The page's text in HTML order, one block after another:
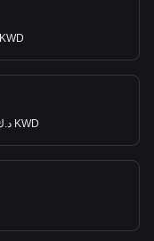
1 GOOGLB sama dengan د.ك107.01 KWD
1 GOMINING sama dengan د.ك0.08021 KWD